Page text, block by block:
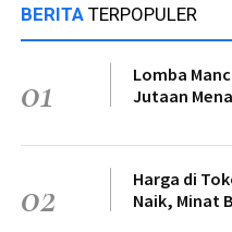
BERITA TERPOPULER
01
Lomba
Jutaan
02
Harga di
Naik, Minat